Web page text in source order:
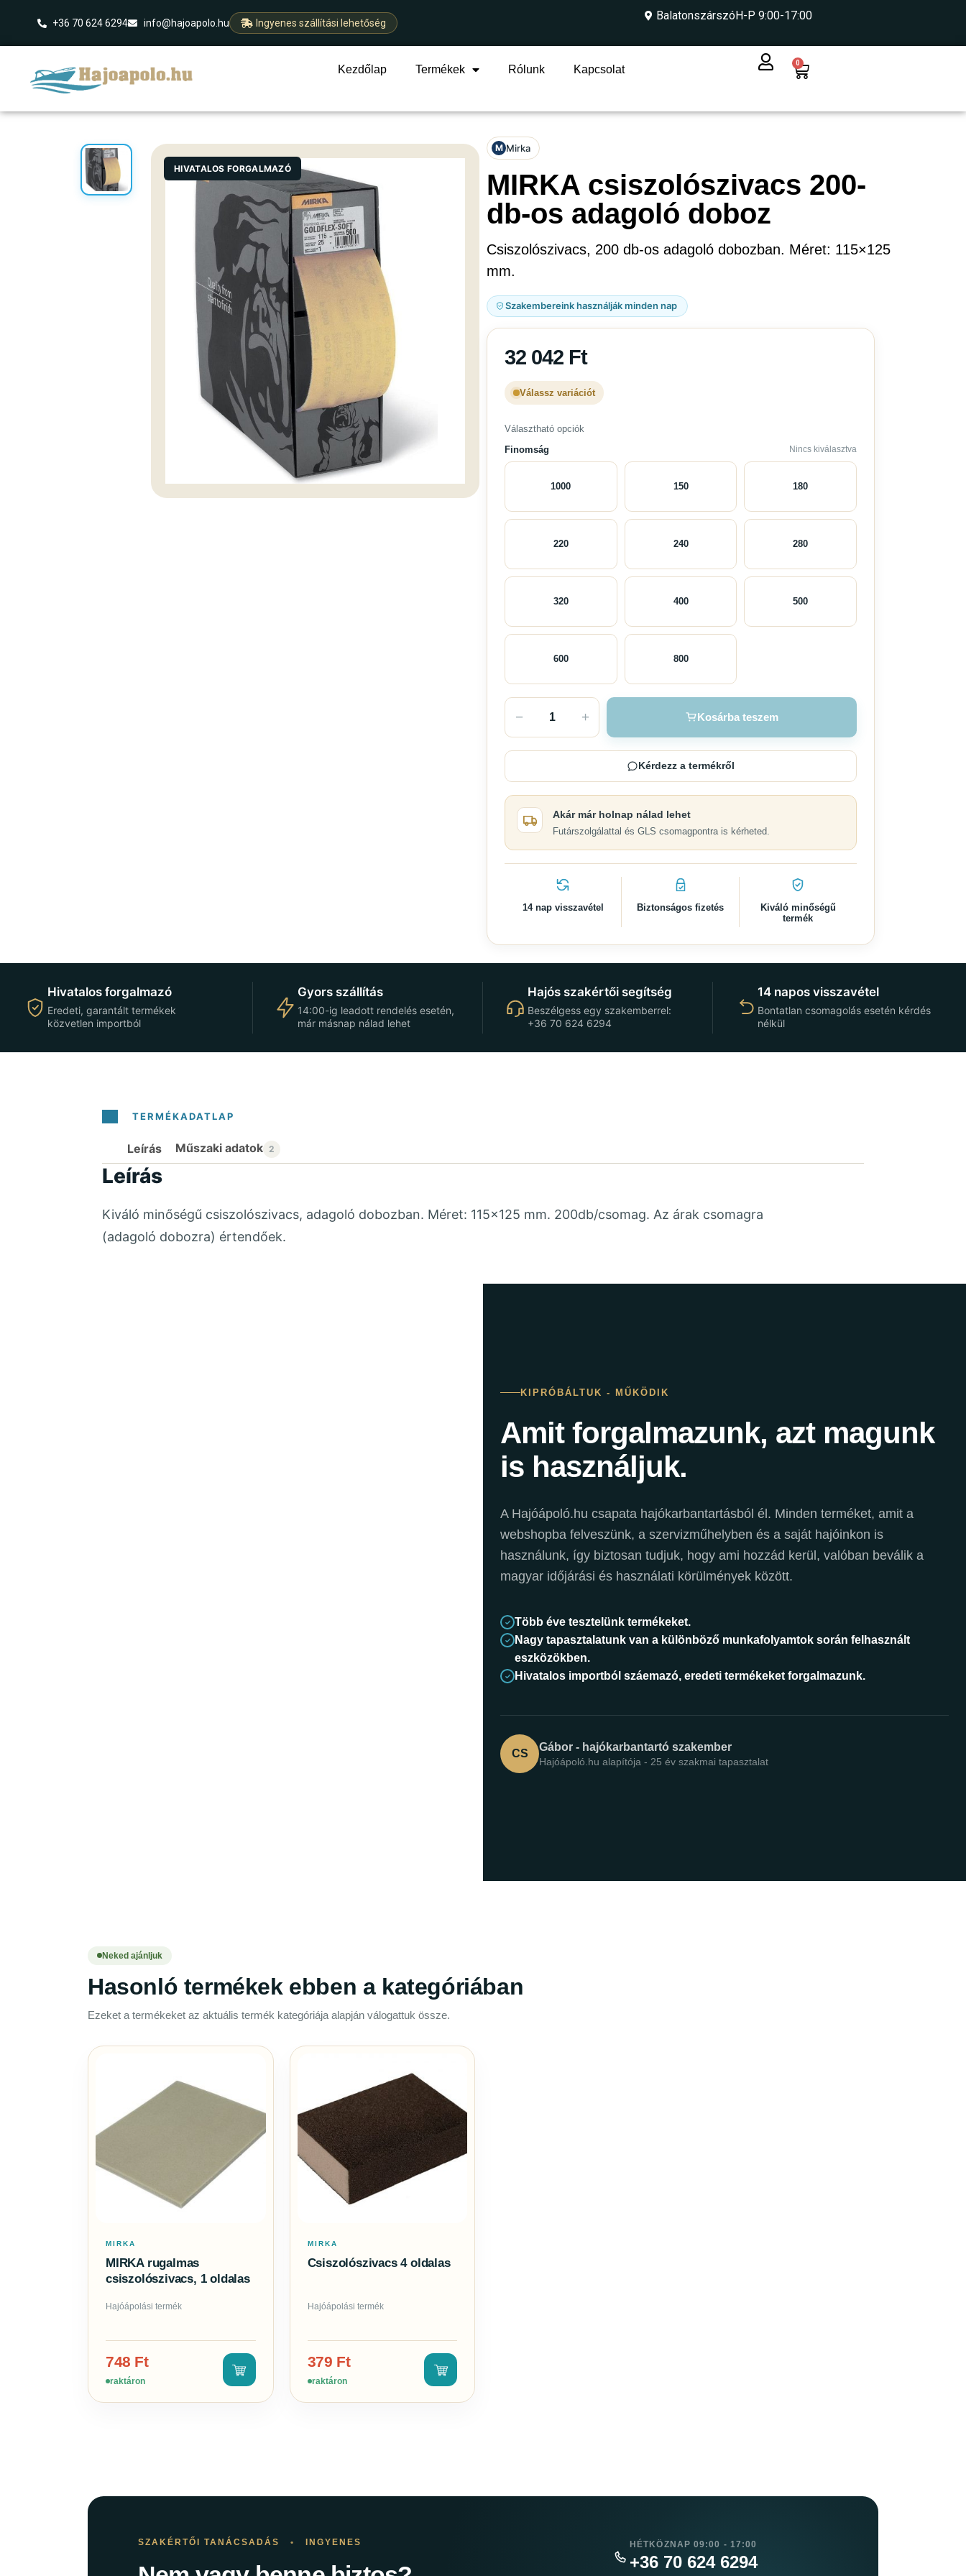
+36 70 624 6294 info@hajoapolo.hu Ingyenes szállítási lehetőség
BalatonszárszóH-P 9:00-17:00
Kezdőlap Termékek Rólunk Kapcsolat
0
HIVATALOS FORGALMAZÓ
M Mirka
MIRKA csiszolószivacs 200-
db-os adagoló doboz
Csiszolószivacs, 200 db-os adagoló dobozban. Méret: 115×125
mm.
Szakembereink használják minden nap
32 042 Ft
Válassz variációt
Választható opciók
Finomság
Nincs kiválasztva
1000 150 180
220 240 280
320 400 500
600 800
− + Kosárba teszem
Kérdezz a termékről
Akár már holnap nálad lehet
Futárszolgálattal és GLS csomagpontra is kérheted.
14 nap visszavétel Biztonságos fizetés
Kiváló minőségű
termék
Hivatalos forgalmazó
Eredeti, garantált termékek
közvetlen importból
Gyors szállítás
14:00-ig leadott rendelés esetén,
már másnap nálad lehet
Hajós szakértői segítség
Beszélgess egy szakemberrel:
+36 70 624 6294
14 napos visszavétel
Bontatlan csomagolás esetén kérdés
nélkül
Leírás
Leírás
Kiváló minőségű csiszolószivacs, adagoló dobozban. Méret: 115×125 mm. 200db/csomag. Az árak csomagra
(adagoló dobozra) értendőek.
KIPRÓBÁLTUK - MŰKÖDIK
Amit forgalmazunk, azt magunk
is használjuk.
A Hajóápoló.hu csapata hajókarbantartásból él. Minden terméket, amit a
webshopba felveszünk, a szervizműhelyben és a saját hajóinkon is
használunk, így biztosan tudjuk, hogy ami hozzád kerül, valóban beválik a
magyar időjárási és használati körülmények között.
Több éve tesztelünk termékeket.
Nagy tapasztalatunk van a különböző munkafolyamtok során felhasznált
eszközökben.
Hivatalos importból száemazó, eredeti termékeket forgalmazunk.
CS
Gábor - hajókarbantartó szakember
Hajóápoló.hu alapítója - 25 év szakmai tapasztalat
Neked ajánljuk
Hasonló termékek ebben a kategóriában
Ezeket a termékeket az aktuális termék kategóriája alapján válogattuk össze.
MIRKA
MIRKA rugalmas
csiszolószivacs, 1 oldalas
Hajóápolási termék
748 Ft
raktáron
MIRKA
Csiszolószivacs 4 oldalas
Hajóápolási termék
379 Ft
raktáron
SZAKÉRTŐI TANÁCSADÁS • INGYENES HÉTKÖZNAP 09:00 - 17:00
+36 70 624 6294